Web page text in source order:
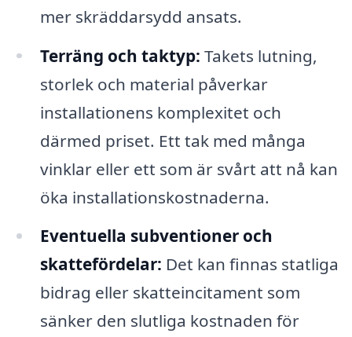
mer skräddarsydd ansats.
Terräng och taktyp: Takets lutning,
storlek och material påverkar
installationens komplexitet och
därmed priset. Ett tak med många
vinklar eller ett som är svårt att nå kan
öka installationskostnaderna.
Eventuella subventioner och
skattefördelar: Det kan finnas statliga
bidrag eller skatteincitament som
sänker den slutliga kostnaden för